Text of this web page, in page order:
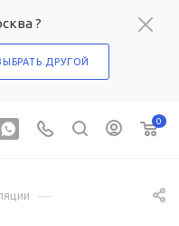
?
ДРУГОЙ
0
—